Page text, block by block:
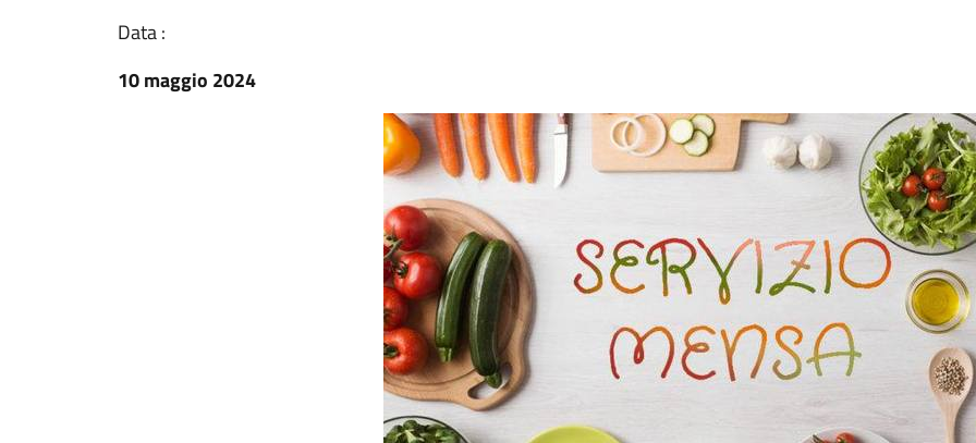
Data :
10 maggio 2024